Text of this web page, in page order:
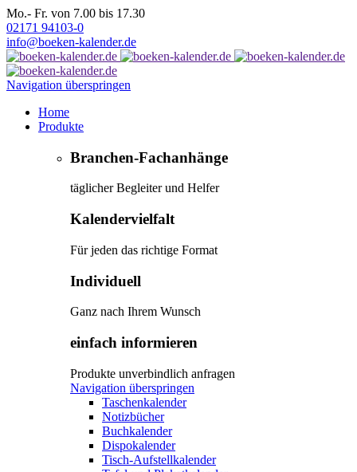
Mo.- Fr. von 7.00 bis 17.30
02171 94103-0
info@boeken-kalender.de
Navigation überspringen
Home
Produkte
Branchen-Fachanhänge
täglicher Begleiter und Helfer
Kalendervielfalt
Für jeden das richtige Format
Individuell
Ganz nach Ihrem Wunsch
einfach informieren
Produkte unverbindlich anfragen
Navigation überspringen
Taschenkalender
Notizbücher
Buchkalender
Dispokalender
Tisch-Aufstellkalender